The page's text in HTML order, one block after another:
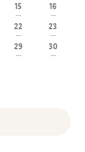
15
---
16
---
22
---
23
---
29
---
30
---